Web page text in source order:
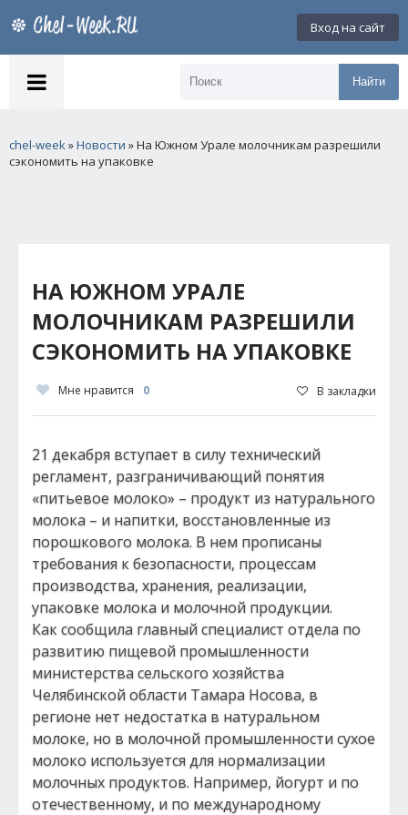
Вход на сайт
Найти
chel-week»Новости » На Южном Урале молочникам разрешили
сэкономить на упаковке
НА ЮЖНОМ УРАЛЕ
МОЛОЧНИКАМ РАЗРЕШИЛИ
СЭКОНОМИТЬ НА УПАКОВКЕ
Мне нравится 0 В закладки
21 декабря вступает в силу технический
регламент, разграничивающий понятия
«питьевое молоко» – продукт из натурального
молока – и напитки, восстановленные из
порошкового молока. В нем прописаны
требования к безопасности, процессам
производства, хранения, реализации,
упаковке молока и молочной продукции.
Как сообщила главный специалист отдела по
развитию пищевой промышленности
министерства сельского хозяйства
Челябинской области Тамара Носова, в
регионе нет недостатка в натуральном
молоке, но в молочной промышленности сухое
молоко используется для нормализации
молочных продуктов. Например, йогурт и по
отечественному, и по международному